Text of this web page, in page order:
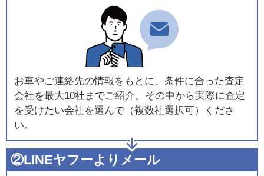
お車やご連絡先の情報をもとに、条件に合った査定
会社を最大10社までご紹介。その中から実際に査定
を受けたい会社を選んで（複数社選択可）くださ
い。
②LINEヤフーよりメール